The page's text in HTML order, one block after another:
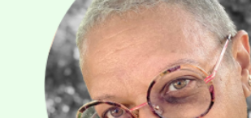
Enregistrer mon nom, mon e-mail et mon site dans le navigateur